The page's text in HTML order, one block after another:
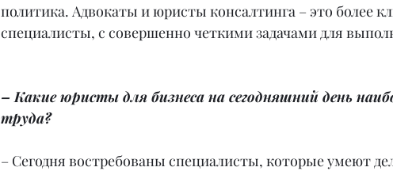
политика. Адвокаты и юристы консалтинга – это более
специалисты, с совершенно четкими задачами для
– Какие юристы для бизнеса на сегодняшний день
труда?
– Сегодня востребованы специалисты, которые умеют